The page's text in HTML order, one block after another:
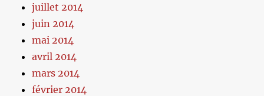
juillet 2014
juin 2014
mai 2014
avril 2014
mars 2014
février 2014